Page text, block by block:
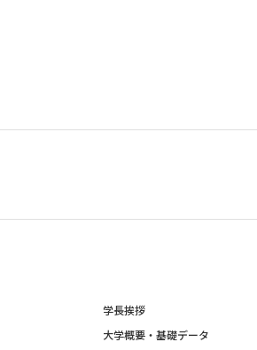
学長挨拶
大学概要・基礎データ